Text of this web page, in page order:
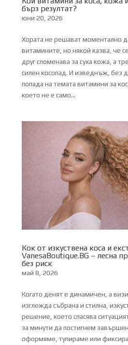
бърз резултат?
юни 20, 2026
Хората не решават моментално
витамините, но някой казва, че
друг споменава за суха кожа, а
силен косопад. И изведнъж, без
попада на темата витамини за
което не е само...
Кок от изкуствена коса и
VanesaBoutique.BG – лесна
без риск
май 8, 2026
Когато денят е динамичен, а
изглежда събрана и стилна,
решение, което спасява
за минути да постигнем
оформяме, тупираме или